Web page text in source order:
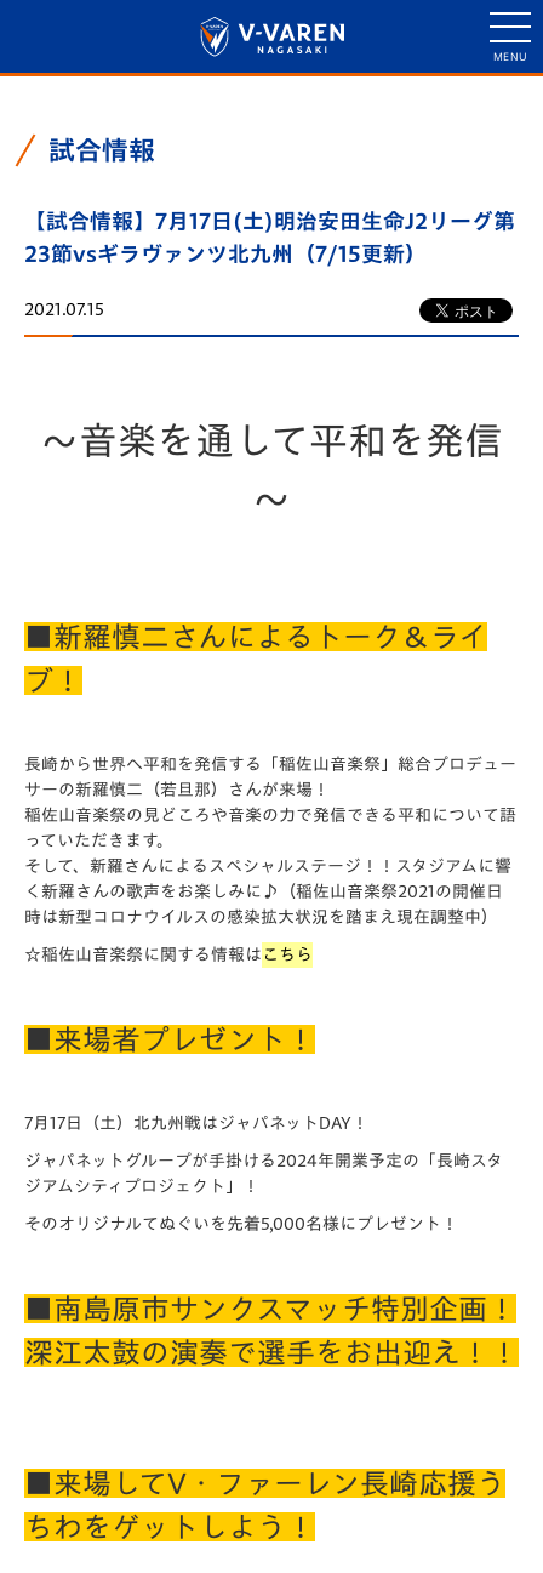
試合情報
【試合情報】7月17日(土)明治安田生命J2リーグ第
23節vsギラヴァンツ北九州（7/15更新）
2021.07.15
～音楽を通して平和を発信
～
■新羅慎二さんによるトーク＆ライ
ブ！
長崎から世界へ平和を発信する「稲佐山音楽祭」総合プロデュー
サーの新羅慎二（若旦那）さんが来場！
稲佐山音楽祭の見どころや音楽の力で発信できる平和について語
っていただきます。
そして、新羅さんによるスペシャルステージ！！スタジアムに響
く新羅さんの歌声をお楽しみに♪（稲佐山音楽祭2021の開催日
時は新型コロナウイルスの感染拡大状況を踏まえ現在調整中）
☆稲佐山音楽祭に関する情報は こちら
■来場者プレゼント！
7月17日（土）北九州戦はジャパネットDAY！
ジャパネットグループが手掛ける2024年開業予定の「長崎スタ
ジアムシティプロジェクト」！
そのオリジナルてぬぐいを先着5,000名様にプレゼント！
■南島原市サンクスマッチ特別企画！
深江太鼓の演奏で選手をお出迎え！！
■来場してV・ファーレン長崎応援う
ちわをゲットしよう！